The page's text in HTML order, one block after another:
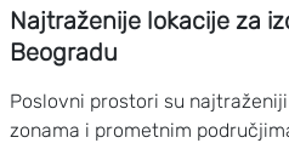
Najtraženije lokacije za
Beogradu
Poslovni prostori su
zonama i prometnim